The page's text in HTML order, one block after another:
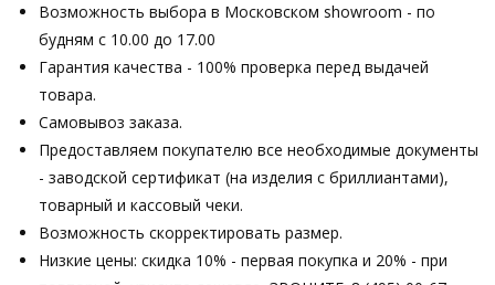
Возможность выбора в Московском showroom - по
будням с 10.00 до 17.00
Гарантия качества - 100% проверка перед выдачей
товара.
Самовывоз заказа.
Предоставляем покупателю все необходимые документы
- заводской сертификат (на изделия с бриллиантами),
товарный и кассовый чеки.
Возможность скорректировать размер.
Низкие цены: скидка 10% - первая покупка и 20% - при